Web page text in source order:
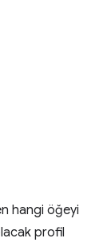
hangi öğeyi
profil